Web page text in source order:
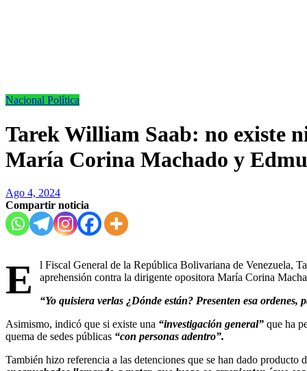
Nacional Política
Tarek William Saab: no existe
María Corina Machado y
Ago 4, 2024
Compartir noticia
E
l Fiscal General de la República Bolivariana de Venezuela,
aprehensión contra la dirigente opositora María Corina
“Yo quisiera verlas ¿Dónde están? Presenten esa ordenes,
Asimismo, indicó que si existe una “investigación general” que ha
quema de sedes públicas “con personas adentro”.
También hizo referencia a las detenciones que se han dado producto